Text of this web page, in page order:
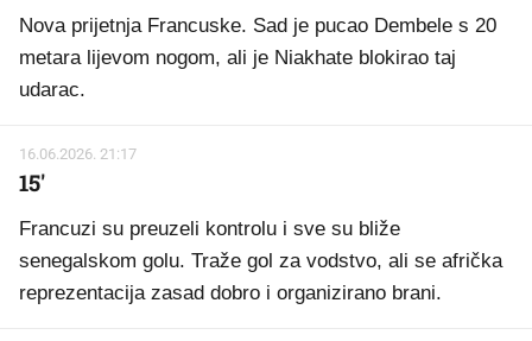
Nova prijetnja Francuske. Sad je pucao Dembele s 20
metara lijevom nogom, ali je Niakhate blokirao taj
udarac.
16.06.2026. 21:17
15'
Francuzi su preuzeli kontrolu i sve su bliže
senegalskom golu. Traže gol za vodstvo, ali se afrička
reprezentacija zasad dobro i organizirano brani.